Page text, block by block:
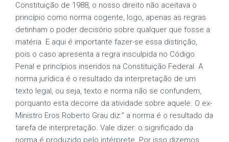
Constituição de 1988, o nosso direito não aceitava o
princípio como norma cogente, logo, apenas as regras
detinham o poder decisório sobre qualquer que fosse a
matéria. E aqui é importante fazer-se essa distinção,
pois o caso apresenta a regra insculpida no Código
Penal e princípios inseridos na Constituição Federal. A
norma jurídica é o resultado da interpretação de um
texto legal, ou seja, texto e norma não se confundem,
porquanto esta decorre da atividade sobre aquele. O ex-
Ministro Eros Roberto Grau diz:” a norma é o resultado da
tarefa de interpretação. Vale dizer: o significado da
norma é produzido pelo intérprete. Por isso dizemos